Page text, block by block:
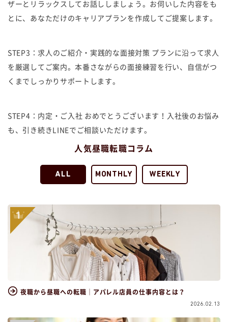
ザーとリラックスしてお話ししましょう。お伺いした内容をも
とに、あなただけのキャリアプランを作成してご提案します。
STEP3：求人のご紹介・実践的な面接対策 プランに沿って求人
を厳選してご案内。本番さながらの面接練習を行い、自信がつ
くまでしっかりサポートします。
STEP4：内定・ご入社 おめでとうございます！入社後のお悩み
も、引き続きLINEでご相談いただけます。
人気昼職転職コラム
ALL MONTHLY WEEKLY
夜職から昼職への転職｜アパレル店員の仕事内容とは？
2026.02.13